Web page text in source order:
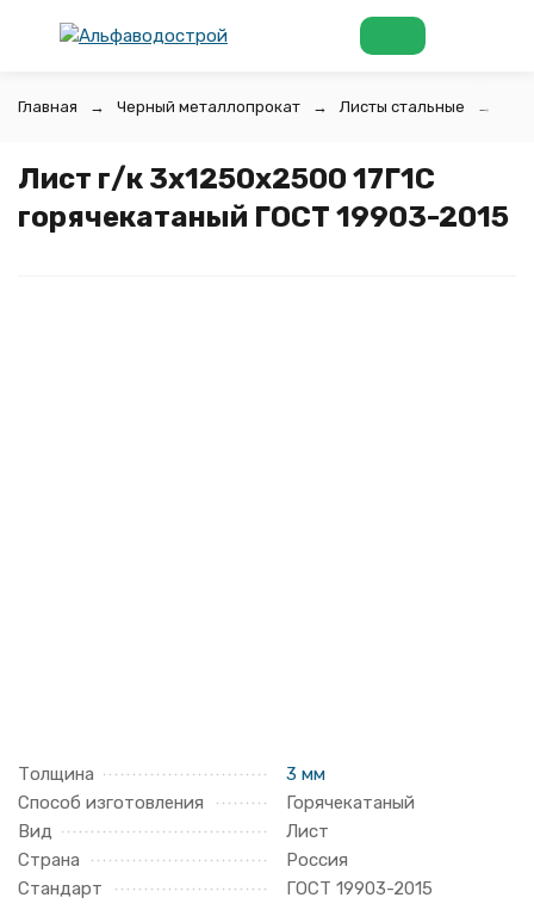
Главная Черный металлопрокат Листы стальные
Лист г/к 3х1250x2500 17Г1С
горячекатаный ГОСТ 19903-2015
Толщина
3 мм
Способ изготовления
Горячекатаный
Вид
Лист
Страна
Россия
Стандарт
ГОСТ 19903-2015